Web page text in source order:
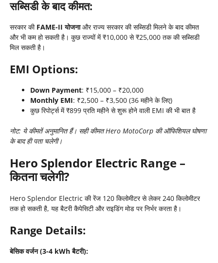
सब्सिडी के बाद कीमत:
सरकार की FAME-II योजनाऔर राज्य सरकार की सब्सिडी मिलने के बाद कीमत
और भी कम हो सकती है। कुछ राज्यों में ₹10,000 से ₹25,000 तक की सब्सिडी
मिल सकती है।
EMI Options:
Down Payment: ₹15,000 – ₹20,000
Monthly EMI: ₹2,500 – ₹3,500 (36 महीने के लिए)
कुछ रिपोर्ट्स में ₹899 प्रति महीने से शुरू होने वाली EMI की भी बात है
नोट: ये कीमतें अनुमानित हैं। सही कीमत Hero MotoCorp की ऑफिशियल घोषणा
के बाद ही पता चलेगी।
Hero Splendor Electric Range –
कितना चलेगी?
Hero Splendor Electric की रेंज 120 किलोमीटर से लेकर 240 किलोमीटर
तक हो सकती है, यह बैटरी कैपेसिटी और राइडिंग मोड पर निर्भर करता है।
Range Details:
बेसिक वर्जन (3-4 kWh बैटरी):